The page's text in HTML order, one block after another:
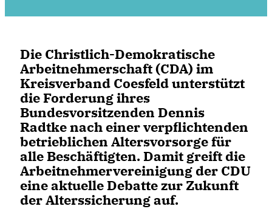
Die Christlich-Demokratische
Arbeitnehmerschaft (CDA) im
Kreisverband Coesfeld unterstützt
die Forderung ihres
Bundesvorsitzenden Dennis
Radtke nach einer verpflichtenden
betrieblichen Altersvorsorge für
alle Beschäftigten. Damit greift die
Arbeitnehmervereinigung der CDU
eine aktuelle Debatte zur Zukunft
der Alterssicherung auf.